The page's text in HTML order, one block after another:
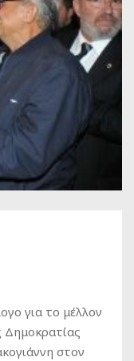
για το μέλλον
στον